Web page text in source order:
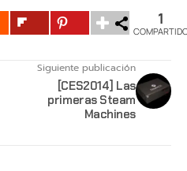
1
Siguiente publicación
[CES2014] Las
primeras Steam
Machines